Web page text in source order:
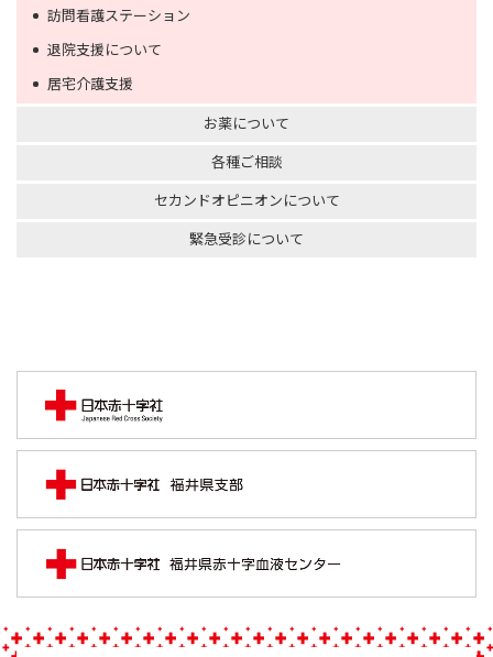
訪問看護ステーション
退院支援について
居宅介護支援
お薬について
各種ご相談
セカンドオピニオンについて
緊急受診について